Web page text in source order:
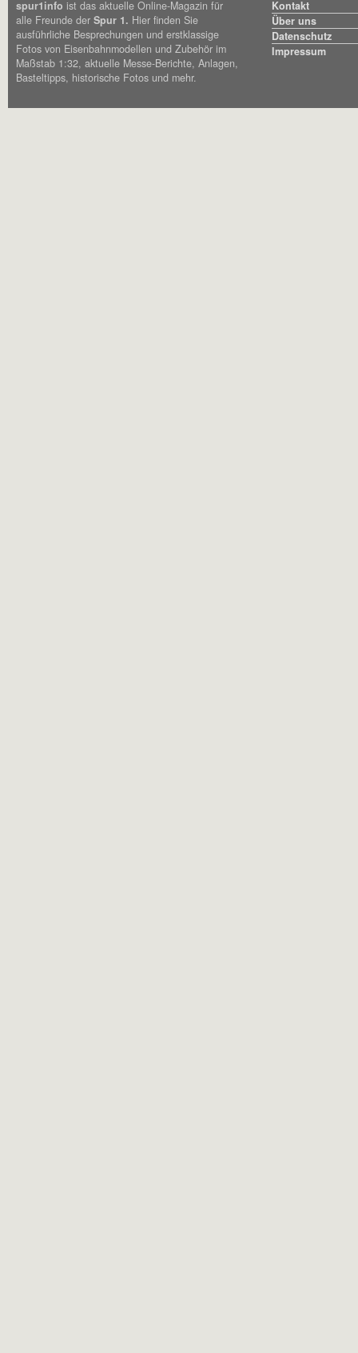
spur1info ist das aktuelle Online-Magazin für
alle Freunde der Spur 1. Hier finden Sie
ausführliche Besprechungen und erstklassige
Fotos von Eisenbahnmodellen und Zubehör im
Maßstab 1:32, aktuelle Messe-Berichte, Anlagen,
Basteltipps, historische Fotos und mehr.
Kontakt
Über uns
Datenschutz
Impressum